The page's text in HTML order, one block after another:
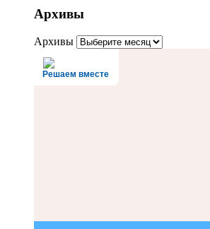
Архивы
Архивы
Решаем вместе